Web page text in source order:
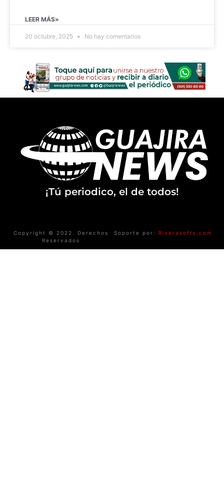
LEER MÁS»
20 octubre, 2025 No hay comentarios
¡Tú periodico, el de todos!
Copyright © 2022. Derechos
Reservados
Soporte por: Riverasofts.com